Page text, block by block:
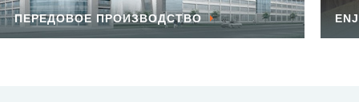
ПЕРЕДОВОЕ ПРОИЗВОДСТВО